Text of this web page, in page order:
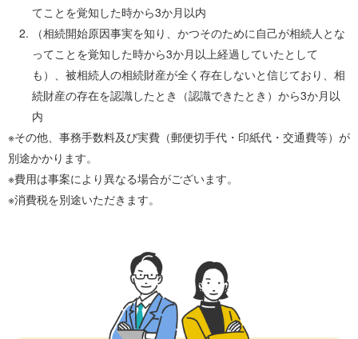
てことを覚知した時から3か月以内
（相続開始原因事実を知り、かつそのために自己が相続人とな
ってことを覚知した時から3か月以上経過していたとして
も）、被相続人の相続財産が全く存在しないと信じており、相
続財産の存在を認識したとき（認識できたとき）から3か月以
内
その他、事務手数料及び実費（郵便切手代・印紙代・交通費等）が
別途かかります。
費用は事案により異なる場合がございます。
消費税を別途いただきます。